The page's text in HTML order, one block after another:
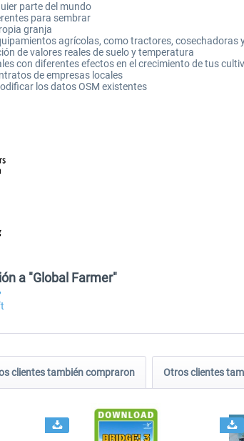
parte del mundo
para sembrar
granja
agrícolas, como tractores, cosechadoras
de valores reales de suelo y temperatura
con diferentes efectos en el crecimiento de tus
de empresas locales
los datos OSM existentes
a "Global Farmer"
clientes también compraron Otros clientes